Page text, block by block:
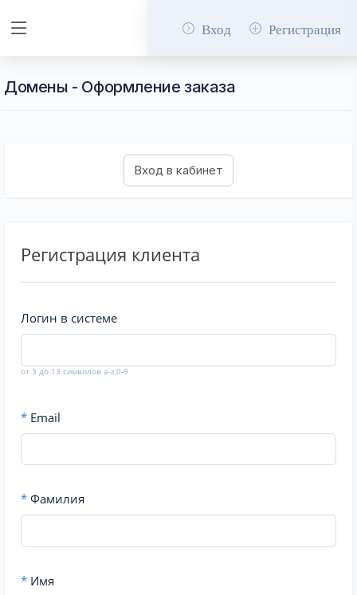
Вход Регистрация
Домены - Оформление заказа
Регистрация клиента
Логин в системе
от 3 до 13 символов a-z,0-9
* Email
* Фамилия
* Имя